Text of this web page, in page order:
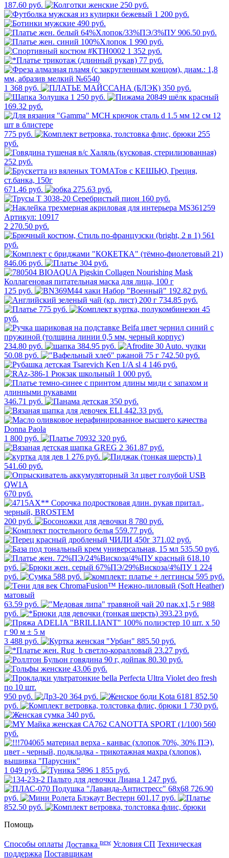
187.60 руб.
250 руб.
1 200 руб.
490 руб.
906.50 руб.
1 990 руб.
1 352 руб.
77 руб.
1 368 руб.
350 руб.
1 250 руб.
169.32 руб.
775 руб.
255
руб.
252 руб.
671.46 руб.
275.63 руб.
160 руб.
2 270.50 руб.
561
руб.
846.06 руб. 304 руб.
125 руб.
192.82 руб.
734.85 руб.
775 руб.
45
руб.
234.80 руб.
384.95 руб.
50.08 руб.
742.50 руб.
4 146 руб.
1 000 руб.
346.71 руб.
350 руб.
442.33 руб.
1 800 руб.
320 руб.
2 361.87 руб.
1 276 руб.
1
541.60 руб.
670 руб.
200 руб.
8 780 руб.
559.77 руб.
371.02 руб.
535.50 руб.
618.10
руб.
1 224
руб.
588 руб. 595 руб.
63.59 руб.
988
руб.
393.23 руб.
3 488 руб.
885.50 руб.
23.27 руб.
80.30 руб.
43.06 руб.
950 руб. 364 руб.
852.50
руб.
1 730 руб.
340 руб.
560
руб.
1 049 руб.
1 855 руб.
1 247 руб.
726.90
руб.
601.17 руб.
852.50 руб.
Помощь
Способы оплаты Доставка new Условия СП Техническая
поддержка Поставщикам